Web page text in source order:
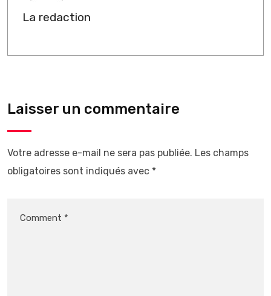
La redaction
Laisser un commentaire
Votre adresse e-mail ne sera pas publiée. Les champs
obligatoires sont indiqués avec *